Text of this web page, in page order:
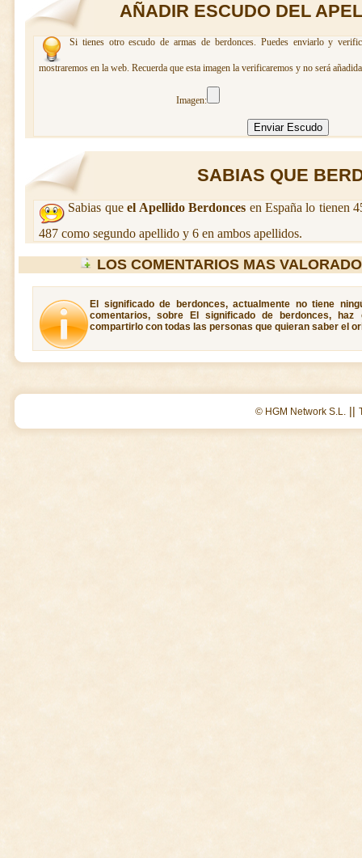
AÑADIR ESCUDO DEL
Si tienes otro escudo de armas de berdonces. Puedes enviarlo y
mostraremos en la web. Recuerda que esta imagen la verificaremos y no será
Imagen:
SABIAS QUE
Sabias queel Apellido Berdonces en España lo tienen
487 como segundo apellido y 6 en ambos apellidos.
LOS COMENTARIOS MAS
El significado de berdonces, actualmente no tiene
comentarios, sobre El significado de berdonces,
compartirlo con todas las personas que quieran saber el
© HGM Network S.L. ||